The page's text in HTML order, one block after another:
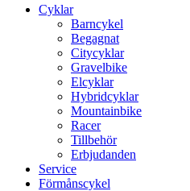
Cyklar
Barncykel
Begagnat
Citycyklar
Gravelbike
Elcyklar
Hybridcyklar
Mountainbike
Racer
Tillbehör
Erbjudanden
Service
Förmånscykel